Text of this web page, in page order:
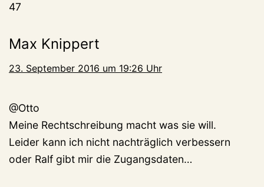
47
Max Knippert
23. September 2016 um 19:26 Uhr
@Otto
Meine Rechtschreibung macht was sie will.
Leider kann ich nicht nachträglich verbessern
oder Ralf gibt mir die Zugangsdaten…